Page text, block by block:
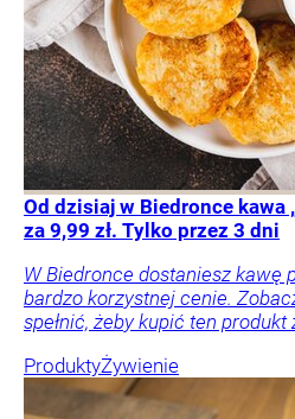
Od dzisiaj w Biedronce kawa
za 9,99 zł. Tylko przez 3 dni
W Biedronce dostaniesz kawę
bardzo korzystnej cenie.
spełnić, żeby kupić ten produkt
ProduktyŻywienie